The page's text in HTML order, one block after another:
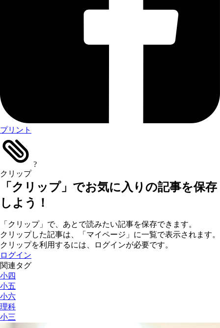
プリント
クリップ
?
「クリップ」でお気に入りの記事を保存
しよう！
「クリップ」で、あとで読みたい記事を保存できます。
クリップした記事は、「マイページ」に一覧で表示されます。
クリップを利用するには、ログインが必要です。
ログイン
関連タグ
小四
小五
小六
理科
小三